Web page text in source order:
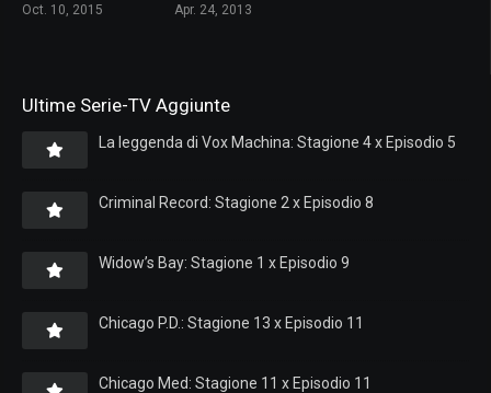
Oct. 10, 2015 Apr. 24, 2013
Ultime Serie-TV Aggiunte
La leggenda di Vox Machina: Stagione 4 x Episodio 5
Criminal Record: Stagione 2 x Episodio 8
Widow’s Bay: Stagione 1 x Episodio 9
Chicago P.D.: Stagione 13 x Episodio 11
Chicago Med: Stagione 11 x Episodio 11